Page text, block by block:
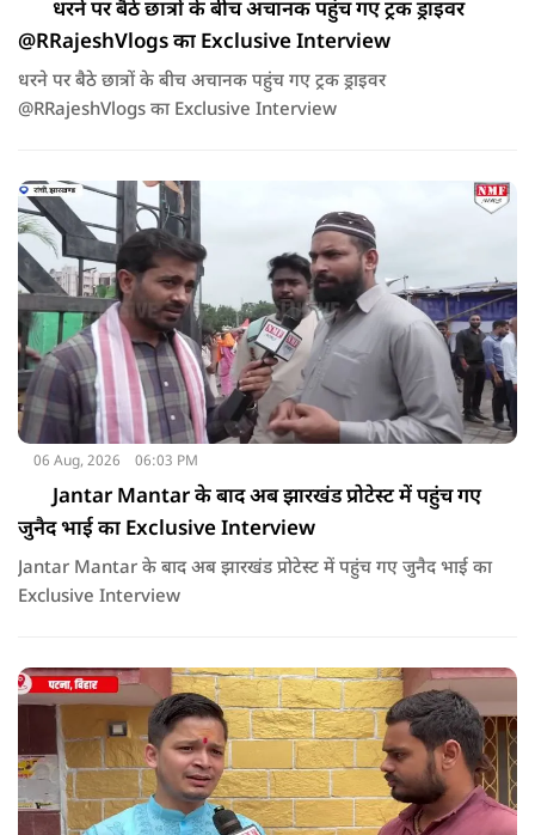
धरने पर बैठे छात्रों के बीच अचानक पहुंच गए ट्रक ड्राइवर
@RRajeshVlogs का Exclusive Interview
धरने पर बैठे छात्रों के बीच अचानक पहुंच गए ट्रक ड्राइवर
@RRajeshVlogs का Exclusive Interview
06 Aug, 2026 06:03 PM
Jantar Mantar के बाद अब झारखंड प्रोटेस्ट में पहुंच गए
जुनैद भाई का Exclusive Interview
Jantar Mantar के बाद अब झारखंड प्रोटेस्ट में पहुंच गए जुनैद भाई का
Exclusive Interview